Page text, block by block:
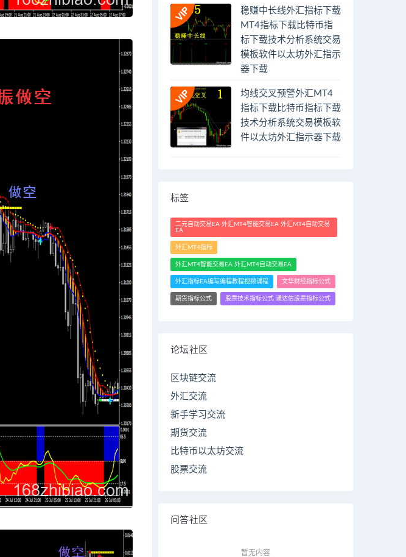
稳赚中长线外汇指标下载
MT4指标下载比特币指
标下载技术分析系统交易
模板软件以太坊外汇指示
器下载
均线交叉预警外汇MT4
指标下载比特币指标下载
技术分析系统交易模板软
件以太坊外汇指示器下载
标签
二元自动交易EA 外汇MT4智能交易EA 外汇MT4自动交易
EA
外汇MT4指标
外汇MT4智能交易EA 外汇MT4自动交易EA
外汇指标EA编写编程教程视频课程 文华财经指标公式
期货指标公式 股票技术指标公式 通达信股票指标公式
论坛社区
区块链交流
外汇交流
新手学习交流
期货交流
比特币以太坊交流
股票交流
问答社区
暂无内容